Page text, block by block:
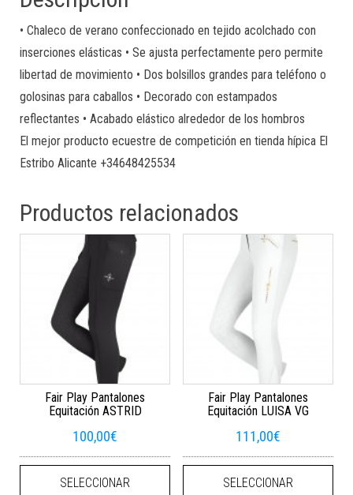
• Chaleco de verano confeccionado en tejido acolchado con
inserciones elásticas • Se ajusta perfectamente pero permite
libertad de movimiento • Dos bolsillos grandes para teléfono o
golosinas para caballos • Decorado con estampados
reflectantes • Acabado elástico alrededor de los hombros
El mejor producto ecuestre de competición en tienda hípica El
Estribo Alicante +34648425534
Productos relacionados
Fair Play Pantalones
Equitación ASTRID
100,00€
SELECCIONAR
Este producto tiene múltiples
Fair Play Pantalones
Equitación LUISA VG
111,00€
SELECCIONAR